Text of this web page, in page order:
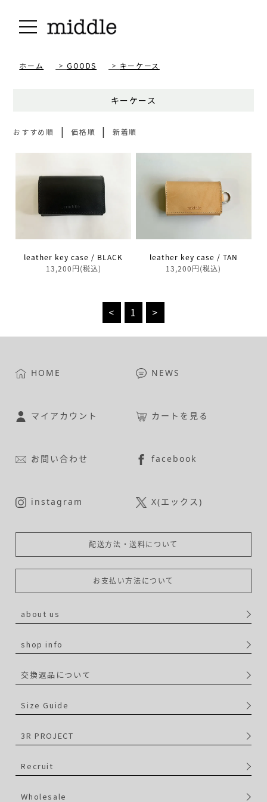
ホーム >GOODS > キーケース
キーケース
おすすめ順 |価格順 |新着順
leather key case / BLACK
13,200円(税込)
leather key case / TAN
13,200円(税込)
< 1 >
HOME NEWS
マイアカウント カートを見る
お問い合わせ facebook
instagram X(エックス)
配送方法・送料について
お支払い方法について
about us
shop info
交換返品について
Size Guide
3R PROJECT
Recruit
Wholesale